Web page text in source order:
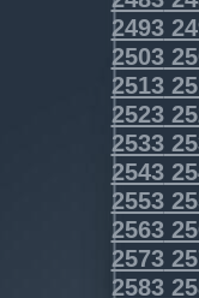
2493
2503
2513
2523
2533
2543
2553
2563
2573
2583